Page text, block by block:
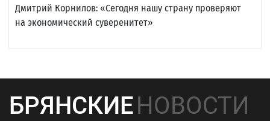
Дмитрий Корнилов: «Сегодня нашу страну проверяют
на экономический суверенитет»
БРЯНСКИЕНОВОСТИ